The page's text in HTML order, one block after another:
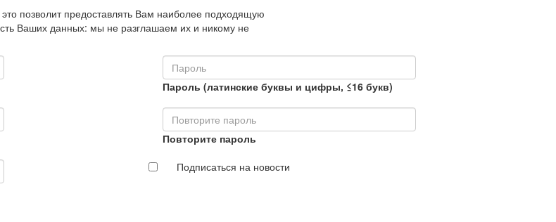
позволит предоставлять Вам наиболее подходящую
Ваших данных: мы не разглашаем их и никому не
Пароль (латинские буквы и цифры, ≤16 букв)
Повторите пароль
Подписаться на новости